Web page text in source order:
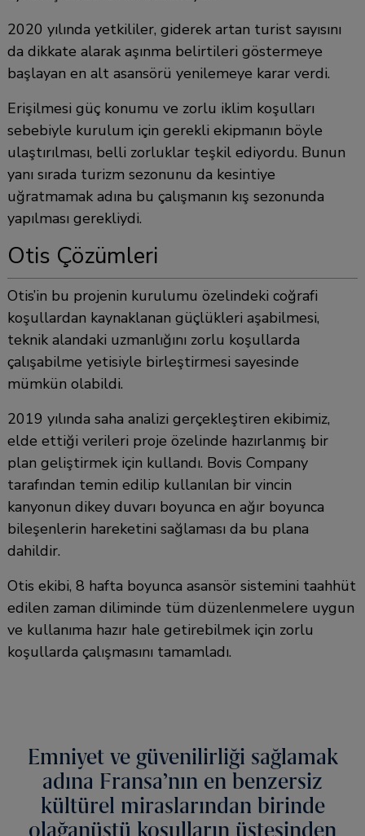
2020 yılında yetkililer, giderek artan turist sayısını
da dikkate alarak aşınma belirtileri göstermeye
başlayan en alt asansörü yenilemeye karar verdi.
Erişilmesi güç konumu ve zorlu iklim koşulları
sebebiyle kurulum için gerekli ekipmanın böyle
ulaştırılması, belli zorluklar teşkil ediyordu. Bunun
yanı sırada turizm sezonunu da kesintiye
uğratmamak adına bu çalışmanın kış sezonunda
yapılması gerekliydi.
Otis Çözümleri
Otis’in bu projenin kurulumu özelindeki coğrafi
koşullardan kaynaklanan güçlükleri aşabilmesi,
teknik alandaki uzmanlığını zorlu koşullarda
çalışabilme yetisiyle birleştirmesi sayesinde
mümkün olabildi.
2019 yılında saha analizi gerçekleştiren ekibimiz,
elde ettiği verileri proje özelinde hazırlanmış bir
plan geliştirmek için kullandı. Bovis Company
tarafından temin edilip kullanılan bir vincin
kanyonun dikey duvarı boyunca en ağır boyunca
bileşenlerin hareketini sağlaması da bu plana
dahildir.
Otis ekibi, 8 hafta boyunca asansör sistemini taahhüt
edilen zaman diliminde tüm düzenlenmelere uygun
ve kullanıma hazır hale getirebilmek için zorlu
koşullarda çalışmasını tamamladı.
Emniyet ve güvenilirliği sağlamak
adına Fransa’nın en benzersiz
kültürel miraslarından birinde
olağanüstü koşulların üstesinden